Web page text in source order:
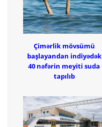
Çimərlik mövsümü
başlayandan indiyədək
40 nəfərin meyiti suda
tapılıb